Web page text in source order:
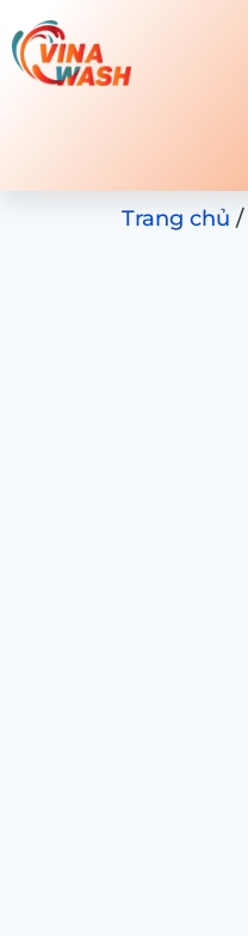
Trang chủ /